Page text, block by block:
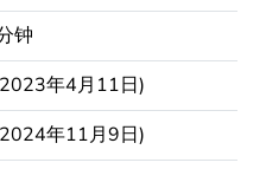
钟
年4月11日)
年11月9日)